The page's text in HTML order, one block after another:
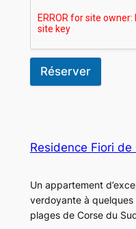
Réserver
Residence Fiori de
Un appartement
verdoyante à quelques
plages de Corse du